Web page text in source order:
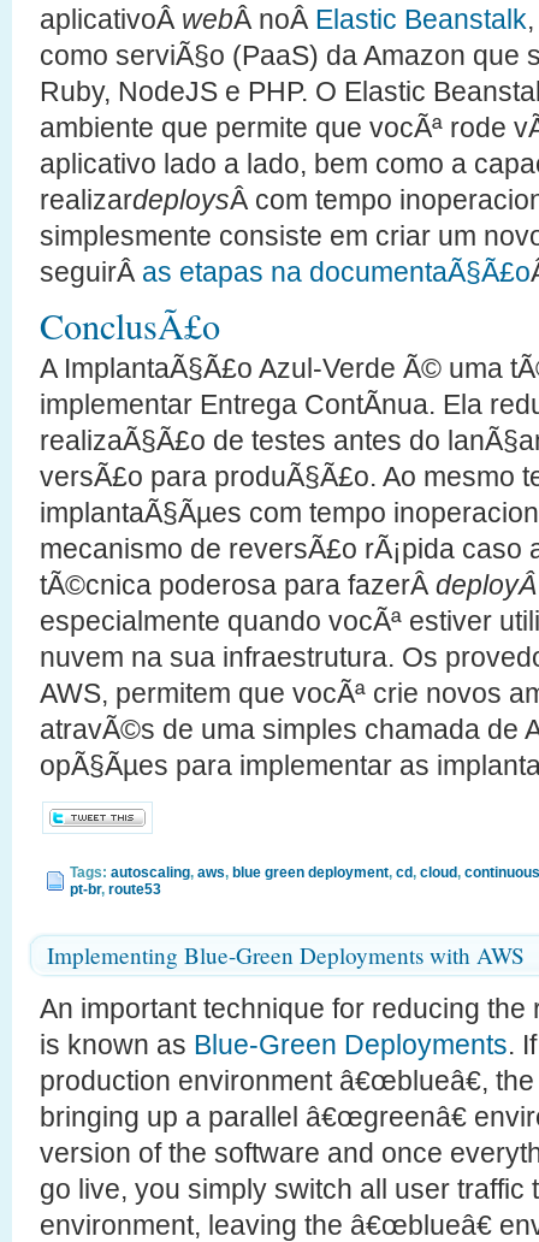
aplicativoÂ webÂ noÂ Elastic Beanstalk
como serviÃ§o (PaaS) da Amazon que
Ruby, NodeJS e PHP. O Elastic
ambiente que permite que vocÃª rode
aplicativo lado a lado, bem como a
realizardeploysÂ com tempo
simplesmente consiste em criar um
seguirÂ as etapas na documentaÃ§Ã£o
ConclusÃ£o
A ImplantaÃ§Ã£o Azul-Verde Ã© uma
implementar Entrega ContÃ­nua. Ela
realizaÃ§Ã£o de testes antes do
versÃ£o para produÃ§Ã£o. Ao mesmo
implantaÃ§Ãµes com tempo
mecanismo de reversÃ£o rÃ¡pida
tÃ©cnica poderosa para fazerÂ
especialmente quando vocÃª estiver
nuvem na sua infraestrutura. Os
AWS, permitem que vocÃª crie novos
atravÃ©s de uma simples chamada de
opÃ§Ãµes para implementar as
Tags: autoscaling, aws, blue green deployment, cd, cloud,
pt-br, route53
Implementing Blue-Green Deployments with AWS
An important technique for reducing the
is known as Blue-Green Deployments.
production environment â€œblueâ€,
bringing up a parallel â€œgreenâ€
version of the software and once
go live, you simply switch all user traffic
environment, leaving the â€œblueâ€